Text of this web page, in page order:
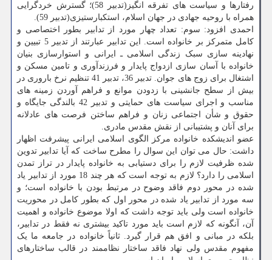
رفتارها و سیاست های تفرقه انگیز(تدبیر 58)؛ گسترش خردگرایی
همراه با روحیه جهادی در جهان اسلام، استکبارستیزی(تدبیر 59).
احمدی افزود: سوم: تعداد چهار مورد از تدابیر بطور اختصاصی و
کامل متمرکز بر خانواده است. این تدابیر عبارتند از تدبیر 5 تبیین و
نهادینه سازی سبک زندگی اسلامی ـ ایرانی و استوارسازی بنیان
خانواده با آسان سازی ازدواج پایدار و فرزندآوری و تامین مسکن و
اشتغال برای زوج های جوان. تدبیر 36، تدبیر 41 تنظیم نرخ باروری در
بیش از سطح جانشینی با زدودن موانع و فراهم آوردن زمینه های
مناسب و اجرای سیاست های حمایتی و تدبیر 42 بالندگی جایگاه و
حقوق و شأن اجتماعی زنان و فراهم ساختن فرصت های عادلانه
برای آنان و پشتیبانی از نقش مقدس مادری.
عضو اندیشکده خانواده مرکز الگوی اسلامی ایرانی پیشرفت اظهار
داشت: حال می توان این سوال را مطرح ساخت که آیا تدابیر تدوین
شده ظرفیت لازم را برای دستیابی به خانواده پایدار در تراز تمدن
اسلامی را دارد؟ لازم به توجه است که هر چند 18 مورد از تدابیر یاد
شده در محور دوم فاقد وضوح در مرتبط بودن با خانواده است؛ و
سه مورد از تدابیر یاد شده در محور اول که بطور کامل در محوریت
خانواده است ولی باید توجه داشت که اولا موضوع خانواده و اهمیت
آن، آنگونه که لازم است باید مورد تاکید بیشتری نه فقط در تدابیر،
بلکه در مبانی و افق هم قرار گیرد. ثانیاً خانواده در جامعه ما یک
مفهوم مقدس ولی نهاد فاقد ساختار نظاممند در قالب ساختارهای